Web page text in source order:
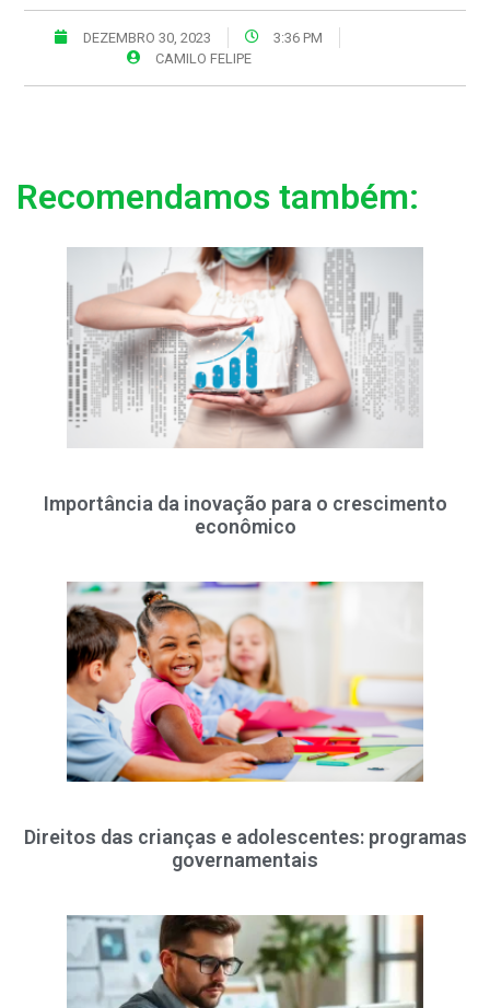
DEZEMBRO 30, 2023
3:36 PM
CAMILO FELIPE
Recomendamos também:
Importância da inovação para o crescimento
econômico
Direitos das crianças e adolescentes: programas
governamentais